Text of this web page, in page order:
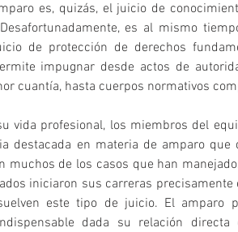
es, quizás, el juicio de
es al mismo
de protección de derechos
impugnar desde actos de
cuantía, hasta cuerpos normativos
vida profesional, los miembros del
destacada en materia de amparo que
muchos de los casos que han
iniciaron sus carreras
este tipo de juicio. El amparo
dada su relación